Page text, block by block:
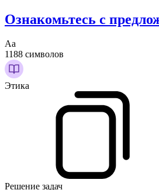
Ознакомьтесь с
Аа
1188 символов
Этика
Решение задач